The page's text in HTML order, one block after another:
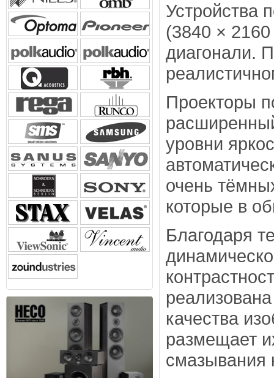
Устройства
(3840 ×
диагонали.
Проекторы
уровни
очень
которые в
Благодаря
качества
размещает
смазывания